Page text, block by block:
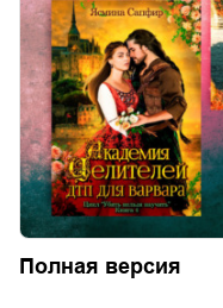
Полная версия